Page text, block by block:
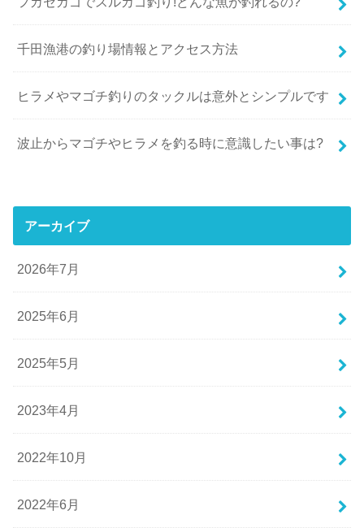
千田漁港の釣り場情報とアクセス方法
ヒラメやマゴチ釣りのタックルは意外とシンプルです
波止からマゴチやヒラメを釣る時に意識したい事は?
アーカイブ
2026年7月
2025年6月
2025年5月
2023年4月
2022年10月
2022年6月